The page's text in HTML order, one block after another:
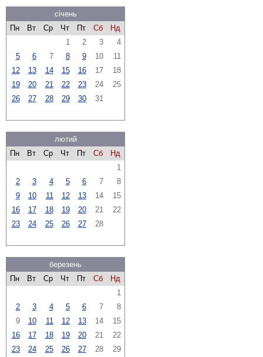
січень
Пн
Вт Ср Чт Пт Сб
Нд
1
2 3
4
5
6 7 8 9 10
11
12
13 14 15 16 17
18
19
20 21 22 23 24
25
26
27 28 29 30 31
лютий
Пн
Вт Ср Чт Пт Сб
Нд
1
2
3 4 5 6 7
8
9
10 11 12 13 14
15
16
17 18 19 20 21
22
23
24 25 26 27 28
березень
Пн
Вт Ср Чт Пт Сб
Нд
1
2
3 4 5 6 7
8
9
10 11 12 13 14
15
16
17 18 19 20 21
22
23
24 25 26 27 28
29